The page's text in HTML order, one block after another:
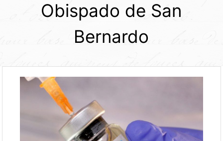
Obispado de San
Bernardo